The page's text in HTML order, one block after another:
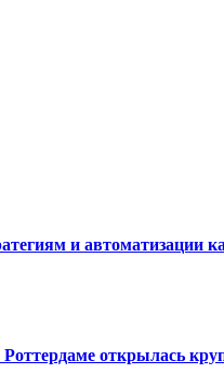
и автоматизации
открылась